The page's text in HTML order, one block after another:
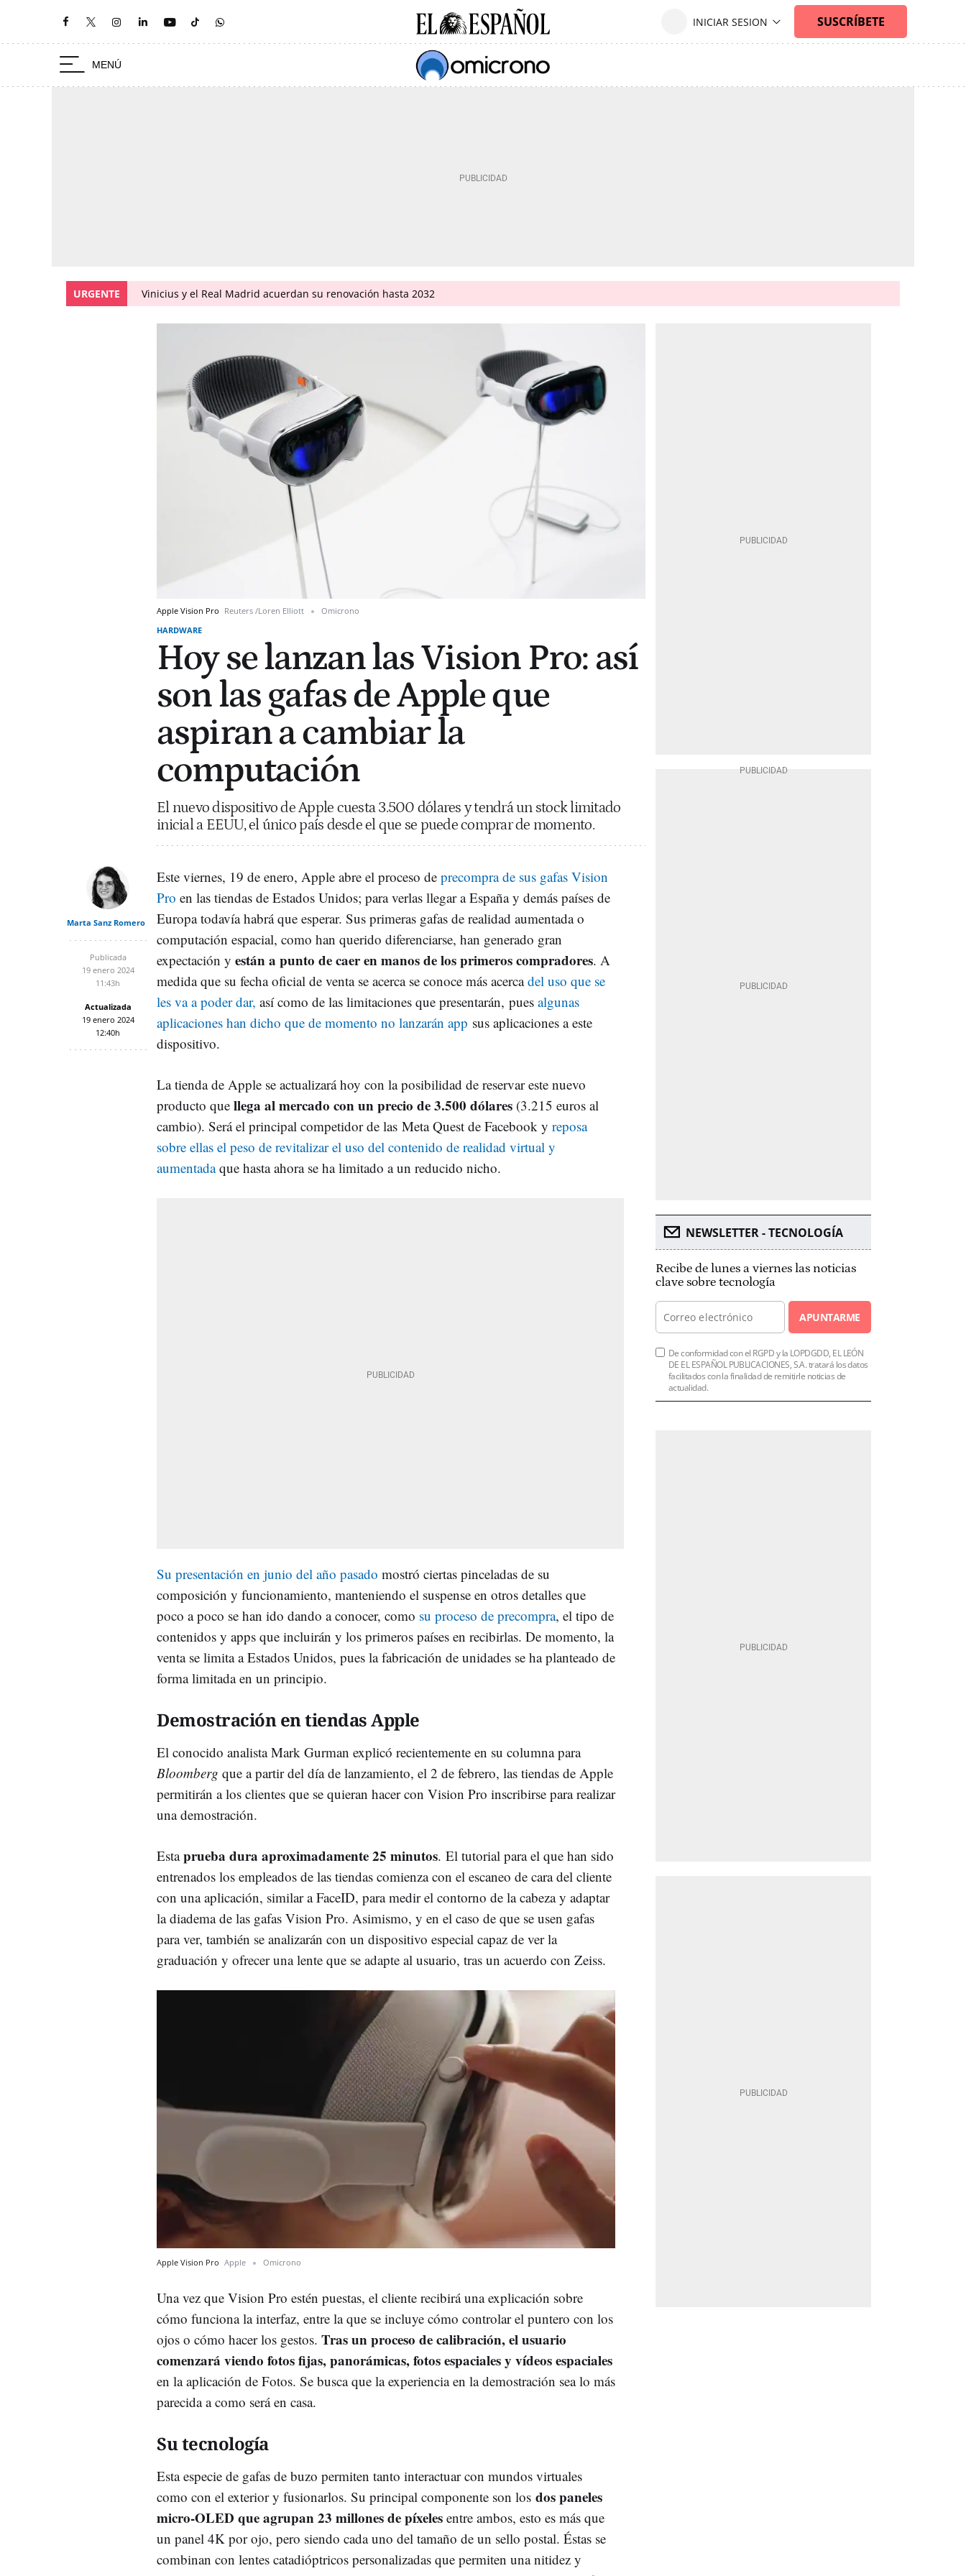
URGENTE Vinicius y el Real Madrid acuerdan su renovación hasta 2032
Apple Vision Pro Reuters /Loren Elliott
Omicrono
HARDWARE
Hoy se lanzan las Vision Pro: así
son las gafas de Apple que
aspiran a cambiar la
computación
El nuevo dispositivo de Apple cuesta 3.500 dólares y tendrá un stock limitado
inicial a EEUU, el único país desde el que se puede comprar de momento.
Marta Sanz Romero
Publicada
19 enero 2024
11:43h
Actualizada
19 enero 2024
12:40h
Este viernes, 19 de enero, Apple abre el proceso de precompra de sus gafas Vision
Pro en las tiendas de Estados Unidos; para verlas llegar a España y demás países de
Europa todavía habrá que esperar. Sus primeras gafas de realidad aumentada o
computación espacial, como han querido diferenciarse, han generado gran
expectación y están a punto de caer en manos de los primeros compradores. A
medida que su fecha oficial de venta se acerca se conoce más acercadel uso que se
les va a poder dar, así como de las limitaciones que presentarán, pues algunas
aplicaciones han dicho que de momento no lanzarán app sus aplicaciones a este
dispositivo.
La tienda de Apple se actualizará hoy con la posibilidad de reservar este nuevo
producto que llega al mercado con un precio de 3.500 dólares (3.215 euros al
cambio). Será el principal competidor de las Meta Quest de Facebook y reposa
sobre ellas el peso de revitalizar el uso del contenido de realidad virtual y
aumentadaque hasta ahora se ha limitado a un reducido nicho.
Su presentación en junio del año pasado mostró ciertas pinceladas de su
composición y funcionamiento, manteniendo el suspense en otros detalles que
poco a poco se han ido dando a conocer, como su proceso de precompra, el tipo de
contenidos y apps que incluirán y los primeros países en recibirlas. De momento, la
venta se limita a Estados Unidos, pues la fabricación de unidades se ha planteado de
forma limitada en un principio.
Demostración en tiendas Apple
El conocido analista Mark Gurman explicó recientemente en su columna para
Bloomberg que a partir del día de lanzamiento, el 2 de febrero, las tiendas de Apple
permitirán a los clientes que se quieran hacer con Vision Pro inscribirse para realizar
una demostración.
Estaprueba dura aproximadamente 25 minutos. El tutorial para el que han sido
entrenados los empleados de las tiendas comienza con el escaneo de cara del cliente
con una aplicación, similar a FaceID, para medir el contorno de la cabeza y adaptar
la diadema de las gafas Vision Pro. Asimismo, y en el caso de que se usen gafas
para ver, también se analizarán con un dispositivo especial capaz de ver la
graduación y ofrecer una lente que se adapte al usuario, tras un acuerdo con Zeiss.
Apple Vision Pro Apple Omicrono
Una vez que Vision Pro estén puestas, el cliente recibirá una explicación sobre
cómo funciona la interfaz, entre la que se incluye cómo controlar el puntero con los
ojos o cómo hacer los gestos. Tras un proceso de calibración, el usuario
comenzará viendo fotos fijas, panorámicas, fotos espaciales y vídeos espaciales
en la aplicación de Fotos. Se busca que la experiencia en la demostración sea lo más
parecida a como será en casa.
Su tecnología
Esta especie de gafas de buzo permiten tanto interactuar con mundos virtuales
como con el exterior y fusionarlos. Su principal componente son los dos paneles
micro-OLED que agrupan 23 millones de píxeles entre ambos, esto es más que
un panel 4K por ojo, pero siendo cada uno del tamaño de un sello postal. Éstas se
combinan con lentes catadióptricos personalizadas que permiten una nitidez y
NEWSLETTER - TECNOLOGÍA
Recibe de lunes a viernes las noticias
clave sobre tecnología
APUNTARME
De conformidad con el RGPD y la LOPDGDD, EL LEÓN
DE EL ESPAÑOL PUBLICACIONES, S.A. tratará los datos
facilitados con la finalidad de remitirle noticias de
actualidad.